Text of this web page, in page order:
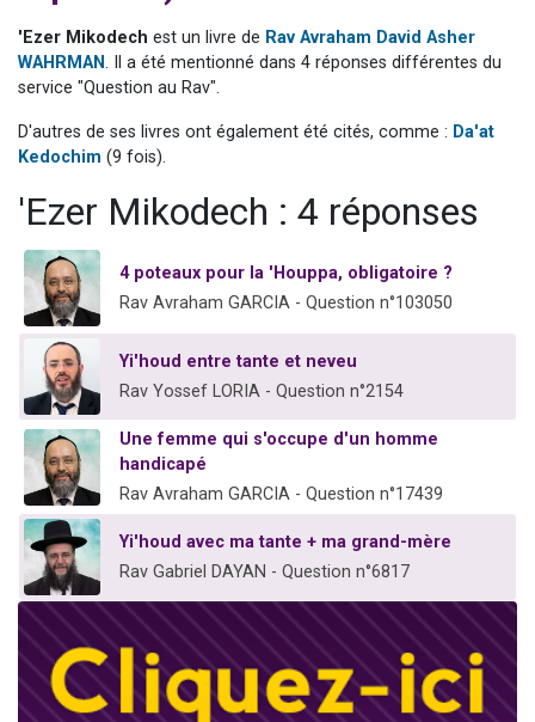
61 personnes viennent de demander une bénédiction
Ariel vient de donner son Maasser
Il reste 49 places pour étudier en groupe sur Zoom
'Ezer Mikodech est un livre de Rav Avraham David Asher
WAHRMAN. Il a été mentionné dans 4 réponses différentes du
service "Question au Rav".
D'autres de ses livres ont également été cités, comme : Da'at
Kedochim (9 fois).
'Ezer Mikodech : 4 réponses
4 poteaux pour la 'Houppa, obligatoire ?
Rav Avraham GARCIA - Question n°103050
Yi'houd entre tante et neveu
Rav Yossef LORIA - Question n°2154
Une femme qui s'occupe d'un homme
handicapé
Rav Avraham GARCIA - Question n°17439
Yi'houd avec ma tante + ma grand-mère
Rav Gabriel DAYAN - Question n°6817